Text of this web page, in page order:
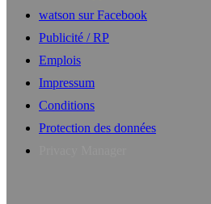
watson sur Facebook
Publicité / RP
Emplois
Impressum
Conditions
Protection des données